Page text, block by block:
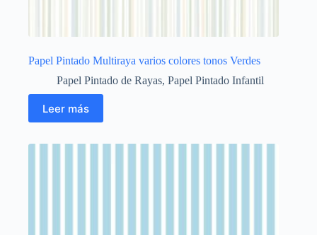
Papel Pintado Multiraya varios colores tonos Verdes
Papel Pintado de Rayas, Papel Pintado Infantil
Leer más